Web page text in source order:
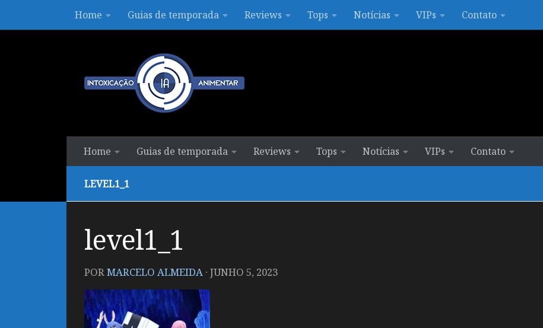
Skip to contentHome Guias de temporada Reviews Tops Notícias VIPs Contato
Home Guias de temporada Reviews Tops Notícias VIPs Contato
LEVEL1_1
level1_1
PORMARCELO ALMEIDA · JUNHO 5, 2023